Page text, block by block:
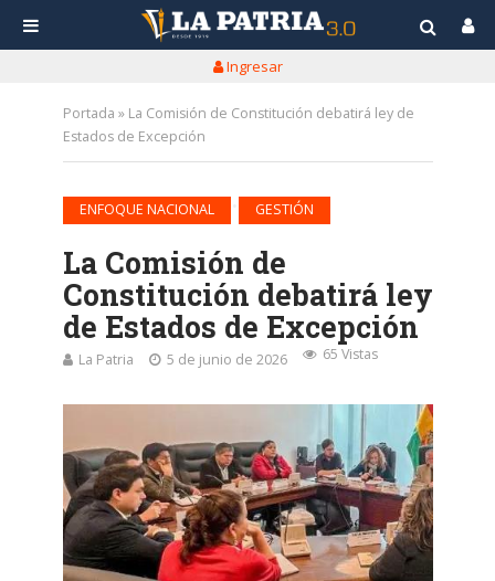
Ingresar
Portada » La Comisión de Constitución debatirá ley de
Estados de Excepción
ENFOQUE NACIONAL GESTIÓN
La Comisión de
Constitución debatirá ley
de Estados de Excepción
La Patria 5 de junio de 2026 65 Vistas